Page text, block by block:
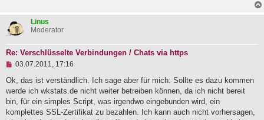
B
e
i
t
a
g
Linus
Moderator
Re: Verschlüsselte Verbindungen / Chats via https
U
g
e
e
s
03.07.2011, 17:16
Ok, das ist verständlich. Ich sage aber für mich: Sollte es dazu kommen
werde ich wkstats.de nicht weiter betreiben können, da ich nicht bereit
bin, für ein simples Script, was irgendwo eingebunden wird, ein
komplettes SSL-Zertifikat zu bezahlen. Ich kann auch nicht vorhersagen,